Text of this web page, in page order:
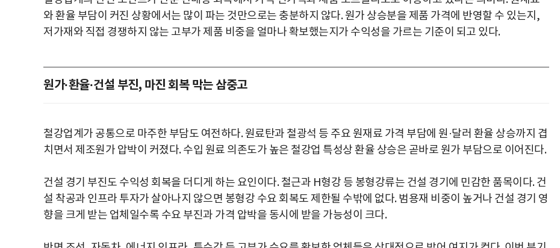
와 환율 부담이 커진 상황에서는 많이 파는 것만으로는 충분하지 않다. 원가 상승분을 제품 가격에 반영할 수 있는지,
저가재와 직접 경쟁하지 않는 고부가 제품 비중을 얼마나 확보했는지가 수익성을 가르는 기준이 되고 있다.
원가·환율·건설 부진, 마진 회복 막는 삼중고
철강업계가 공통으로 마주한 부담도 여전하다. 원료탄과 철광석 등 주요 원재료 가격 부담에 원·달러 환율 상승까지 겹
치면서 제조원가 압박이 커졌다. 수입 원료 의존도가 높은 철강업 특성상 환율 상승은 곧바로 원가 부담으로 이어진다.
건설 경기 부진도 수익성 회복을 더디게 하는 요인이다. 철근과 H형강 등 봉형강류는 건설 경기에 민감한 품목이다. 건
설 착공과 인프라 투자가 살아나지 않으면 봉형강 수요 회복도 제한될 수밖에 없다. 범용재 비중이 높거나 건설 경기 영
향을 크게 받는 업체일수록 수요 부진과 가격 압박을 동시에 받을 가능성이 크다.